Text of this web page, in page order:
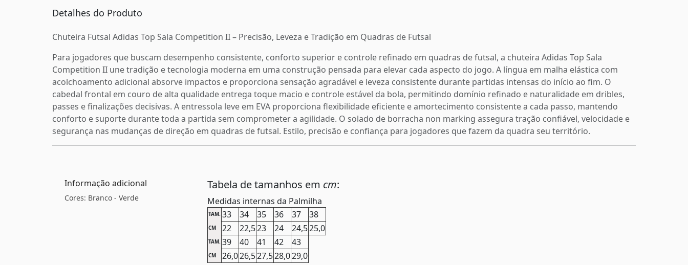
Detalhes do Produto
Chuteira Futsal Adidas Top Sala Competition II – Precisão, Leveza e Tradição em Quadras de Futsal
Para jogadores que buscam desempenho consistente, conforto superior e controle refinado em quadras de futsal, a chuteira Adidas Top Sala
Competition II une tradição e tecnologia moderna em uma construção pensada para elevar cada aspecto do jogo. A língua em malha elástica com
acolchoamento adicional absorve impactos e proporciona sensação agradável e leveza consistente durante partidas intensas do início ao fim. O
cabedal frontal em couro de alta qualidade entrega toque macio e controle estável da bola, permitindo domínio refinado e naturalidade em dribles,
passes e finalizações decisivas. A entressola leve em EVA proporciona flexibilidade eficiente e amortecimento consistente a cada passo, mantendo
conforto e suporte durante toda a partida sem comprometer a agilidade. O solado de borracha non marking assegura tração confiável, velocidade e
segurança nas mudanças de direção em quadras de futsal. Estilo, precisão e confiança para jogadores que fazem da quadra seu território.
Informação adicional
Cores: Branco - Verde
Tabela de tamanhos em cm:
Medidas internas da Palmilha
TAM. 33 34 35 36 37 38
CM 22 22,523 24 24,525,0
TAM. 39 40 41 42 43
CM 26,026,527,528,029,0